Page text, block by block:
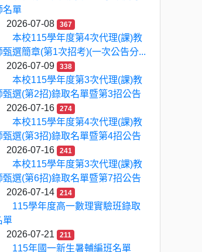
名單
2026-07-08
367
本校115學年度第4次代理(課)教
甄選簡章(第1次招考)(一次公告分...
2026-07-09
338
本校115學年度第3次代理(課)教
甄選(第2招)錄取名單暨第3招公告
2026-07-16
274
本校115學年度第4次代理(課)教
甄選(第3招)錄取名單暨第4招公告
2026-07-16
241
本校115學年度第3次代理(課)教
甄選(第6招)錄取名單暨第7招公告
2026-07-14
214
115學年度高一數理實驗班錄取
單
2026-07-21
211
115年國一新生暑輔編班名單